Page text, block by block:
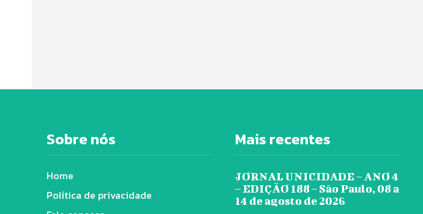
Sobre nós
Home
Política de privacidade
Mais recentes
JORNAL UNICIDADE – ANO 4
– EDIÇÃO 188 – São Paulo, 08 a
14 de agosto de 2026